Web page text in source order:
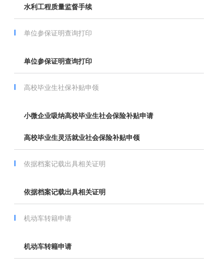
水利工程质量监督手续
单位参保证明查询打印
单位参保证明查询打印
高校毕业生社保补贴申领
小微企业吸纳高校毕业生社会保险补贴申请
高校毕业生灵活就业社会保险补贴申领
依据档案记载出具相关证明
依据档案记载出具相关证明
机动车转籍申请
机动车转籍申请